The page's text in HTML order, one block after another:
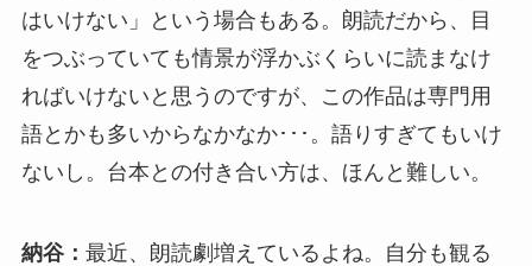
はいけない」という場合もある。朗読だから、目
をつぶっていても情景が浮かぶくらいに読まなけ
ればいけないと思うのですが、この作品は専門用
語とかも多いからなかなか･･･。語りすぎてもいけ
ないし。台本との付き合い方は、ほんと難しい。
納谷： 最近、朗読劇増えているよね。自分も観る